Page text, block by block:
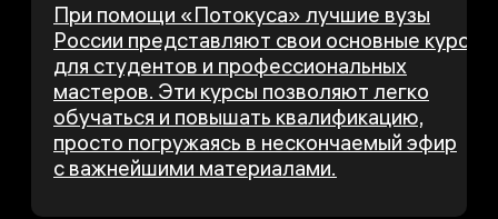
При помощи «Потокуса» лучшие вузы
России представляют свои основные курсы
для студентов и профессиональных
мастеров. Эти курсы позволяют легко
обучаться и повышать квалификацию,
просто погружаясь в нескончаемый эфир
с важнейшими материалами.